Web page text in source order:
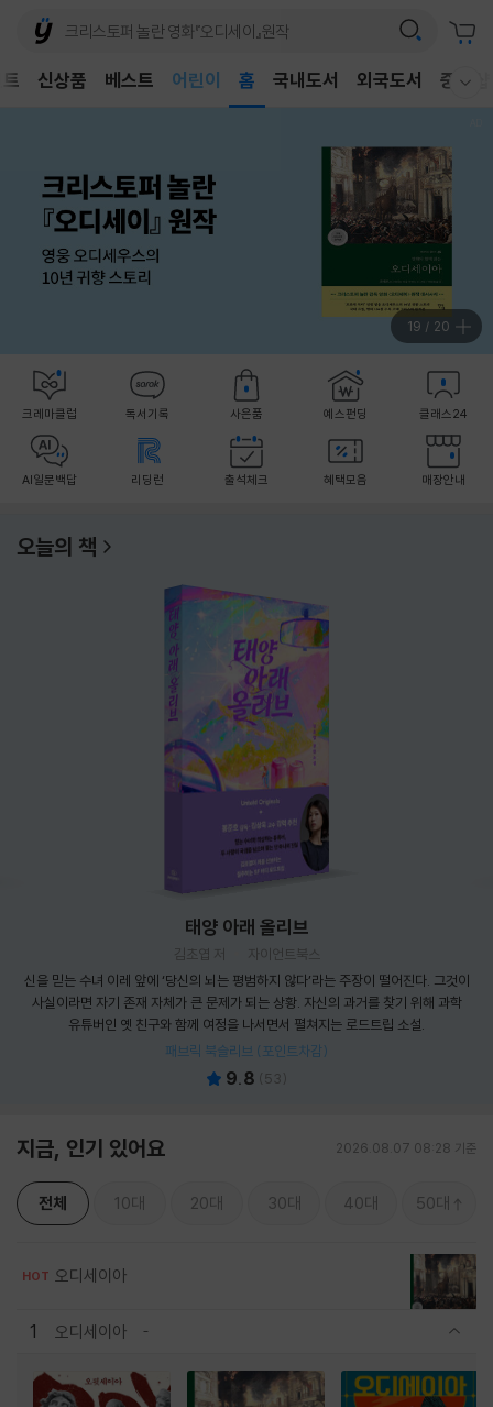
신상품 베스트
독후감
홈 국내도서 외국도서 중고샵
19 / 20
크레마클럽 독서기록 사은품 예스펀딩 클래스24
AI일문백답 리딩런 출석체크 혜택모음 매장안내
오늘의 책
태양 아래 올리브
김초엽 저
자이언트북스
신을 믿는 수녀 이레 앞에 ‘당신의 뇌는 평범하지 않다’라는 주장이 떨어진다. 그것이
사실이라면 자기 존재 자체가 큰 문제가 되는 상황. 자신의 과거를 찾기 위해 과학
유튜버인 옛 친구와 함께 여정을 나서면서 펼쳐지는 로드트립 소설.
패브릭 북슬리브 (포인트차감)
9.8 (53)
지금, 인기 있어요 2026.08.07 08:28 기준
전체 10대 20대 30대 40대 50대
HOT 오디세이아
1 오디세이아